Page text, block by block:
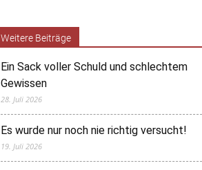
Weitere Beiträge
Ein Sack voller Schuld und schlechtem
Gewissen
28. Juli 2026
Es wurde nur noch nie richtig versucht!
19. Juli 2026